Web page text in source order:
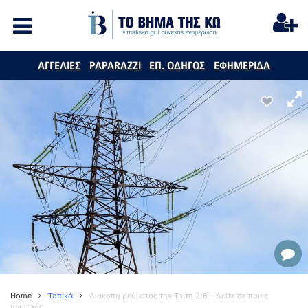
ΑΓΓΕΛΙΕΣ PAPARAZZI ΕΠ. ΟΔΗΓΟΣ ΕΦΗΜΕΡΙΔΑ
Home Τοπικά
Διακοπή ρεύματος την Τρίτη 2/6 – Δείτε σε ποιες
περιοχές